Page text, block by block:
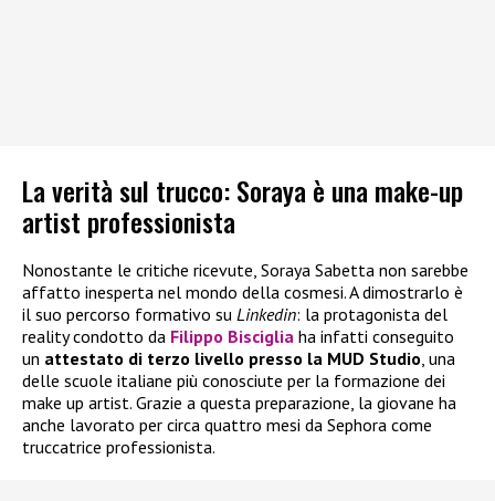
La verità sul trucco: Soraya è una make-up
artist professionista
Nonostante le critiche ricevute, Soraya Sabetta non sarebbe
affatto inesperta nel mondo della cosmesi. A dimostrarlo è
il suo percorso formativo su Linkedin: la protagonista del
reality condotto da Filippo Bisciglia ha infatti conseguito
un attestato di terzo livello presso la MUD Studio, una
delle scuole italiane più conosciute per la formazione dei
make up artist. Grazie a questa preparazione, la giovane ha
anche lavorato per circa quattro mesi da Sephora come
truccatrice professionista.